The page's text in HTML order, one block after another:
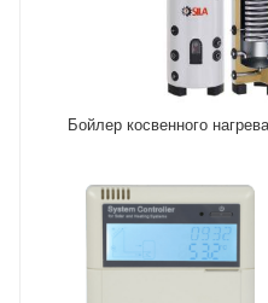
Бойлер косвенного